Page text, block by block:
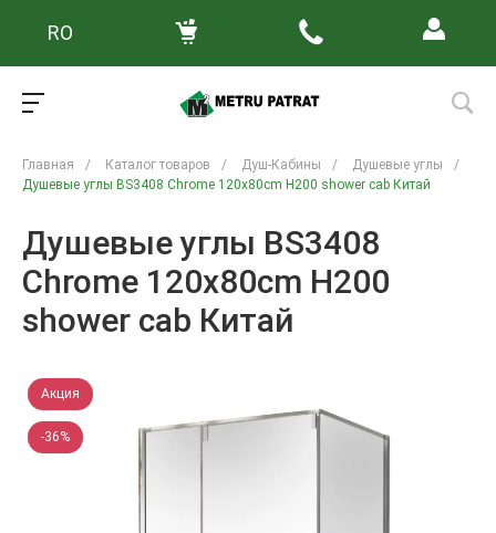
RO
Главная / Каталог товаров / Душ-Кабины / Душевые углы
/
Душевые углы BS3408 Chrome 120x80cm H200 shower cab Китай
Душевые углы BS3408
Chrome 120x80cm H200
shower cab Китай
Акция
-36%